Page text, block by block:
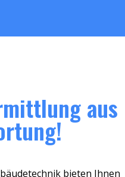
aus
bieten Ihnen